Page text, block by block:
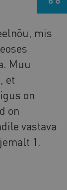
mis
Muu
et
on
on
vastava
1.